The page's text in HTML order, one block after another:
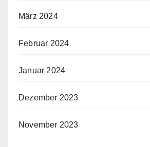
März 2024
Februar 2024
Januar 2024
Dezember 2023
November 2023